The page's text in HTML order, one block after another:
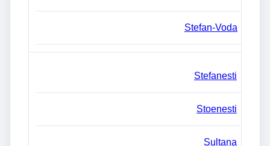
Stefan-Voda
Stefanesti
Stoenesti
Sultana